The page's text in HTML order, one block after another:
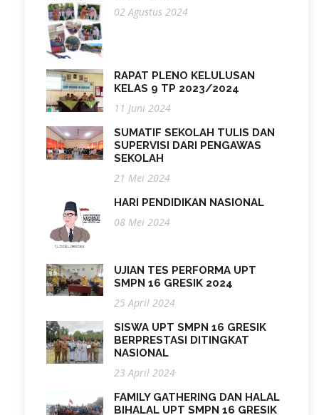
02 Agustus 2024
RAPAT PLENO KELULUSAN
KELAS 9 TP 2023/2024
11 Juni 2024
SUMATIF SEKOLAH TULIS DAN
SUPERVISI DARI PENGAWAS
SEKOLAH
21 Mei 2024
HARI PENDIDIKAN NASIONAL
08 Mei 2024
UJIAN TES PERFORMA UPT
SMPN 16 GRESIK 2024
25 April 2024
SISWA UPT SMPN 16 GRESIK
BERPRESTASI DITINGKAT
NASIONAL
23 April 2024
FAMILY GATHERING DAN HALAL
BIHALAL UPT SMPN 16 GRESIK